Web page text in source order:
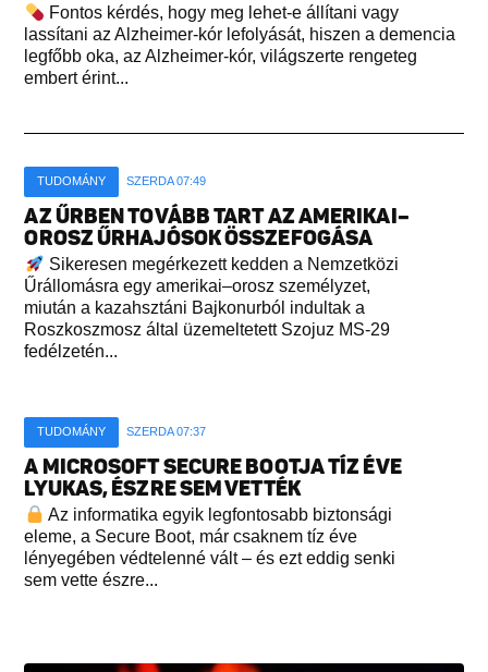
Fontos kérdés, hogy meg lehet-e állítani vagy
lassítani az Alzheimer-kór lefolyását, hiszen a demencia
legfőbb oka, az Alzheimer-kór, világszerte rengeteg
embert érint...
TUDOMÁNY SZERDA 07:49
AZ ŰRBEN TOVÁBB TART AZ AMERIKAI–
OROSZ ŰRHAJÓSOK ÖSSZEFOGÁSA
Sikeresen megérkezett kedden a Nemzetközi
Űrállomásra egy amerikai–orosz személyzet,
miután a kazahsztáni Bajkonurból indultak a
Roszkoszmosz által üzemeltetett Szojuz MS-29
fedélzetén...
TUDOMÁNY SZERDA 07:37
A MICROSOFT SECURE BOOTJA TÍZ ÉVE
LYUKAS, ÉSZRE SEM VETTÉK
Az informatika egyik legfontosabb biztonsági
eleme, a Secure Boot, már csaknem tíz éve
lényegében védtelenné vált – és ezt eddig senki
sem vette észre...